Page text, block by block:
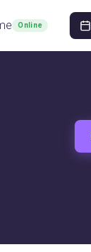
Online